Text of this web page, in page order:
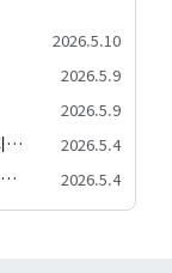
2026.5.10
2026.5.9
2026.5.9
대구 청년내일저축계좌 — 8개 구·군 행정복지센터 신청 방법 2026.5.4
인천 청년내일저축계좌 — 10개 구·군 행정복지센터 신청 방법 2026.5.4